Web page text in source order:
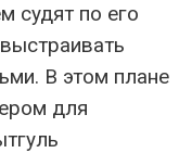
судят по его
В этом плане
для